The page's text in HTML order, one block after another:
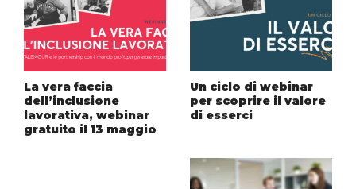
La vera faccia
dell’inclusione
lavorativa, webinar
gratuito il 13 maggio
Un ciclo di webinar
per scoprire il valore
di esserci